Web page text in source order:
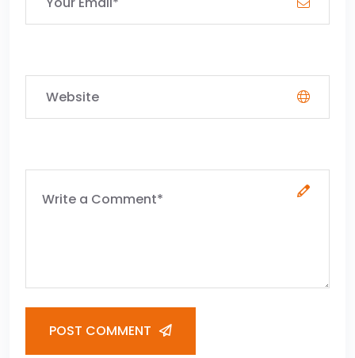
POST COMMENT